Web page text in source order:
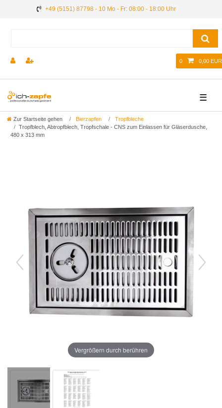
+49 (5151) 87798 - 10 Mo - Fr: 08:00 - 18:00 Uhr
0 0,00 EUR
☰
Zur Startseite gehen Bierzapfen
Tropfbleche
Tropfblech, Abtropfblech, Tropfschale - CNS zum Einlassen für Gläserdusche,
480 x 313 mm
Vergrößern durch berühren